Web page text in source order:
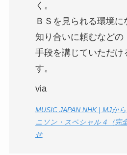
く。
ＢＳを見られる環境に
知り合いに頼むなどの
手段を講じていただけ
す。
via
MUSIC JAPAN:NHK | MJか
ニソン・スペシャル４（完
せ